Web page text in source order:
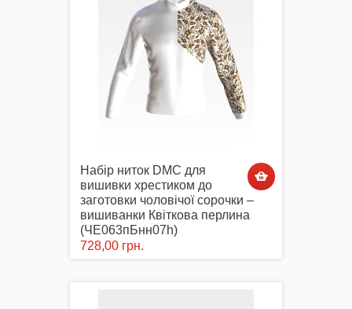
Набір ниток DMC для
вишивки хрестиком до
заготовки чоловічої сорочки –
вишиванки Квіткова перлина
(ЧЕ063пБнн07h)
728,00 грн.